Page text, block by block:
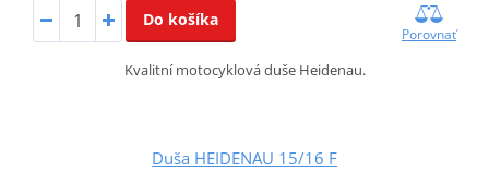
Do košíka
Porovnať
Kvalitní motocyklová duše Heidenau.
Duša HEIDENAU 15/16 F